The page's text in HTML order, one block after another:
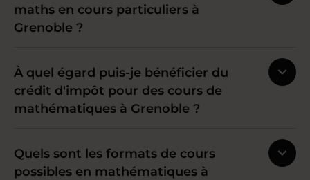
maths en cours particuliers à
Grenoble ?
À quel égard puis-je bénéficier du
crédit d'impôt pour des cours de
mathématiques à Grenoble ?
Quels sont les formats de cours
possibles en mathématiques à